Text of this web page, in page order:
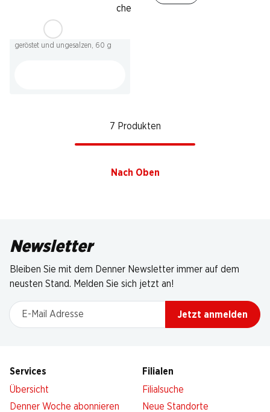
che
Wonderful Pistazien
geröstet und ungesalzen, 60 g
7 Produkten
Nach Oben
Newsletter
Bleiben Sie mit dem Denner Newsletter immer auf dem
neusten Stand. Melden Sie sich jetzt an!
E-Mail Adresse
Jetzt anmelden
Services
Übersicht
Denner Woche abonnieren
Filialen
Filialsuche
Neue Standorte